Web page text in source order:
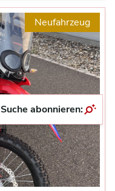
Neufahrzeug
Suche abonnieren: